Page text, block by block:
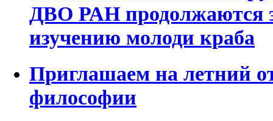
ДВО РАН продолжаются
изучению молоди краба
Приглашаем на летний
философии